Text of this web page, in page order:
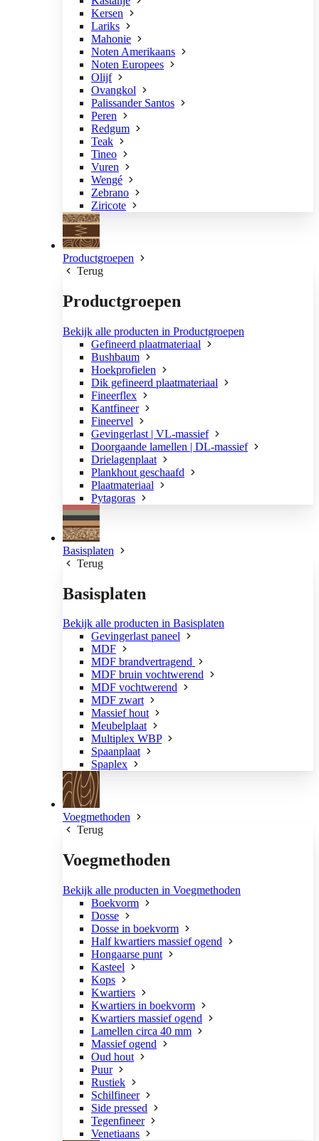
Kersen
Lariks
Mahonie
Noten Amerikaans
Noten Europees
Olijf
Ovangkol
Palissander Santos
Peren
Redgum
Teak
Tineo
Vuren
Wengé
Zebrano
Ziricote
Productgroepen
Terug
Productgroepen
Bekijk alle producten in Productgroepen
Gefineerd plaatmateriaal
Bushbaum
Hoekprofielen
Dik gefineerd plaatmateriaal
Fineerflex
Kantfineer
Fineervel
Gevingerlast | VL-massief
Doorgaande lamellen | DL-massief
Drielagenplaat
Plankhout geschaafd
Plaatmateriaal
Pytagoras
Basisplaten
Terug
Basisplaten
Bekijk alle producten in Basisplaten
Gevingerlast paneel
MDF
MDF brandvertragend
MDF bruin vochtwerend
MDF vochtwerend
MDF zwart
Massief hout
Meubelplaat
Multiplex WBP
Spaanplaat
Spaplex
Voegmethoden
Terug
Voegmethoden
Bekijk alle producten in Voegmethoden
Boekvorm
Dosse
Dosse in boekvorm
Half kwartiers massief ogend
Hongaarse punt
Kasteel
Kops
Kwartiers
Kwartiers in boekvorm
Kwartiers massief ogend
Lamellen circa 40 mm
Massief ogend
Oud hout
Puur
Rustiek
Schilfineer
Side pressed
Tegenfineer
Venetiaans